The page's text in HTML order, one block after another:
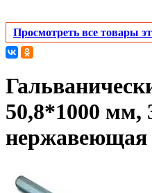
Просмотреть все товары
50,8*1000 мм,
нержавеющая